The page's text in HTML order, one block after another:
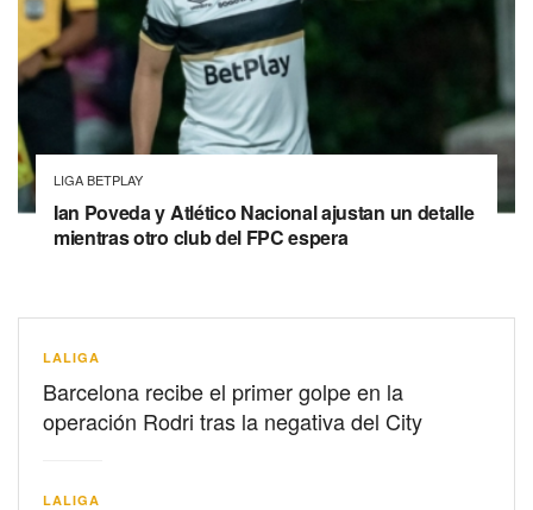
LIGA BETPLAY
Ian Poveda y Atlético Nacional ajustan un detalle
mientras otro club del FPC espera
LALIGA
Barcelona recibe el primer golpe en la
operación Rodri tras la negativa del City
LALIGA